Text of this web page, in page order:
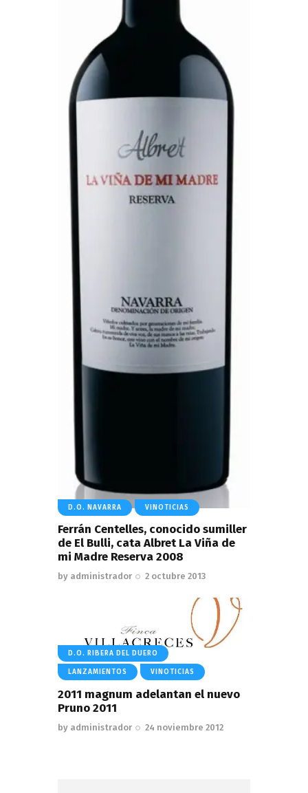
D.O. NAVARRA VINOTICIAS
Ferrán Centelles, conocido sumiller
de El Bulli, cata Albret La Viña de
mi Madre Reserva 2008
by administrador 2 octubre 2013
D.O. RIBERA DEL DUERO
LANZAMIENTOS VINOTICIAS
2011 magnum adelantan el nuevo
Pruno 2011
by administrador 24 noviembre 2012